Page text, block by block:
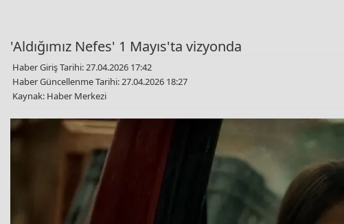
'Aldığımız Nefes' 1 Mayıs'ta vizyonda
Haber Giriş Tarihi: 27.04.2026 17:42
Haber Güncellenme Tarihi: 27.04.2026 18:27
Kaynak: Haber Merkezi